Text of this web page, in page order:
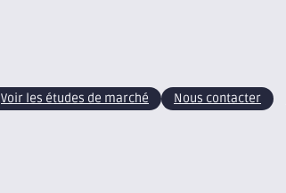
Voir les études de marché Nous contacter